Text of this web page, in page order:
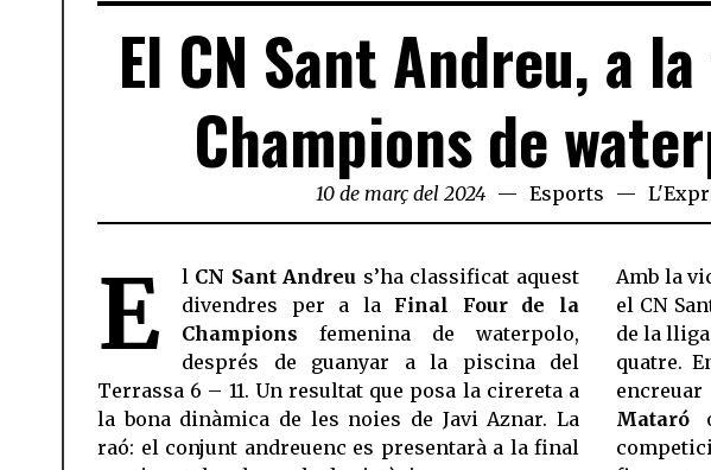
El CN Sant Andreu, a
Champions de
10 de març del 2024 Esports
E l CN Sant Andreu s’ha classificat aquest
divendres per a la Final Four de la
Champions femenina de waterpolo,
després de guanyar a la piscina del
Terrassa 6 – 11. Un resultat que posa la cirereta a
la bona dinàmica de les noies de Javi Aznar. La
raó: el conjunt andreuenc es presentarà a la final
Amb la
el CN
de la
quatre.
Mataró